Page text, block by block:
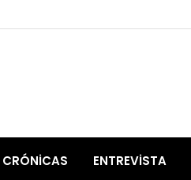
CRÓNICAS ENTREVISTA